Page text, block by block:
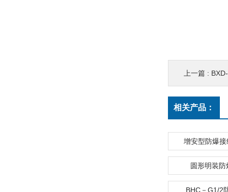
上一篇 :
相关产品：
增安型防爆
圆形明装
BHC－G1/2